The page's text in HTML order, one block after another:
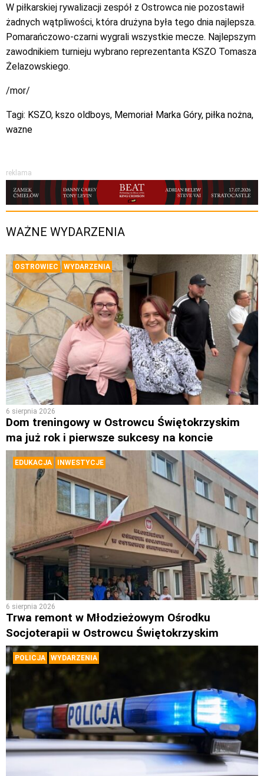
W piłkarskiej rywalizacji zespół z Ostrowca nie pozostawił
żadnych wątpliwości, która drużyna była tego dnia najlepsza.
Pomarańczowo-czarni wygrali wszystkie mecze. Najlepszym
zawodnikiem turnieju wybrano reprezentanta KSZO Tomasza
Żelazowskiego.
/mor/
Tagi: KSZO, kszo oldboys, Memoriał Marka Góry, piłka nożna,
wazne
reklama
WAŻNE WYDARZENIA
OSTROWIEC WYDARZENIA
6 sierpnia 2026
Dom treningowy w Ostrowcu Świętokrzyskim
ma już rok i pierwsze sukcesy na koncie
EDUKACJA INWESTYCJE
6 sierpnia 2026
Trwa remont w Młodzieżowym Ośrodku
Socjoterapii w Ostrowcu Świętokrzyskim
POLICJA WYDARZENIA